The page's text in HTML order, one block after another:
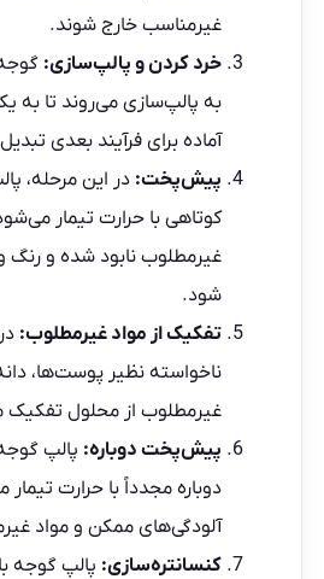
غیرمناسب خارج شوند.
خرد کردن و پالپ‌سازی:
به پالپ‌سازی می‌روند تا به
آماده برای فرآیند بعدی
پیش‌پخت: در این مرحله،
کوتاهی با حرارت تیمار
غیرمطلوب نابود شده و
شود.
تفکیک از مواد غیرمطلوب:
ناخواسته نظیر پوست‌ها،
غیرمطلوب از محلول
پیش‌پخت دوباره: پالپ
دوباره مجدداً با حرارت تیمار
آلودگی‌های ممکن و مواد
کنسانتره‌سازی: پالپ گوجه